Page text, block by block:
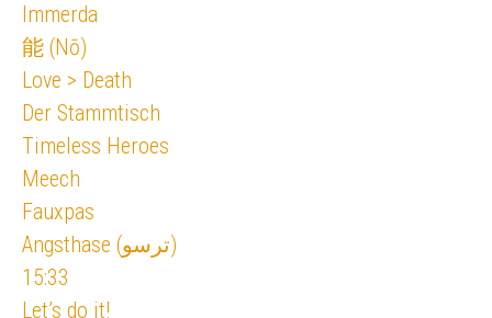
Immerda
能 (Nō)
Love > Death
Der Stammtisch
Timeless Heroes
Meech
Fauxpas
Angsthase (ترسو)
15:33
Let’s do it!